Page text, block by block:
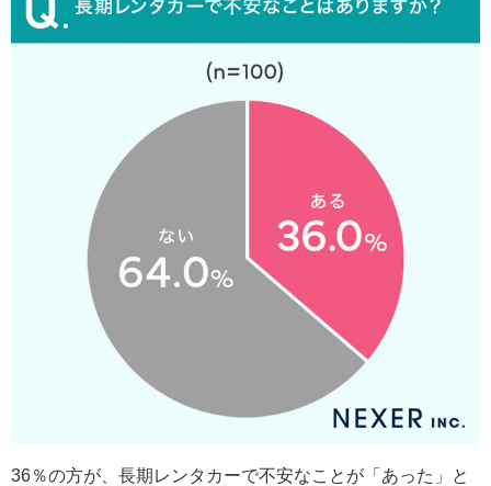
36％の方が、長期レンタカーで不安なことが「あった」と